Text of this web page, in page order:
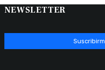
NEWSLETTER